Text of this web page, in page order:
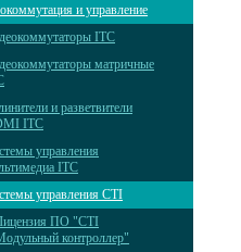
и управление
ITC
матричные
и разветвители
ITC
управления
ITC
управления CTI
ПО "CTI
контроллер"